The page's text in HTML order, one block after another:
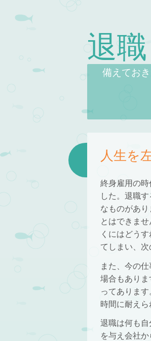
退
備えてお
Menu
Skip to content
人生を
終身雇用の
した。退職
なものがあ
とはできま
くにはどう
てしまい、
また、今の
場合もあり
ってありま
時間に耐えら
退職は何も
を与え会社